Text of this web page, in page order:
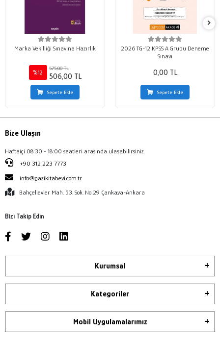
Marka Vekilliği Sınavına Hazırlık
%12
575,00 TL
506,00 TL
Sepete Ekle
2026 TG-12 KPSS A Grubu Deneme
Sınavı
0,00 TL
Sepete Ekle
Bize Ulaşın
Haftaiçi 08:30 - 18:00 saatleri arasında ulaşabilirsiniz.
+90 312 223 7773
info@gazikitabevi.com.tr
Bahçelievler Mah. 53. Sok. No:29 Çankaya-Ankara
Bizi Takip Edin
Kurumsal
Kategoriler
Mobil Uygulamalarımız